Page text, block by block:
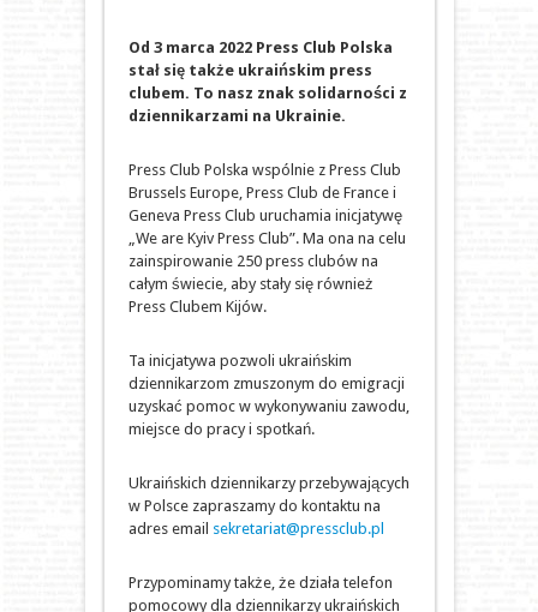
Od 3 marca 2022 Press Club Polska
stał się także ukraińskim press
clubem. To nasz znak solidarności z
dziennikarzami na Ukrainie.
Press Club Polska wspólnie z Press Club
Brussels Europe, Press Club de France i
Geneva Press Club uruchamia inicjatywę
„We are Kyiv Press Club”. Ma ona na celu
zainspirowanie 250 press clubów na
całym świecie, aby stały się również
Press Clubem Kijów.
Ta inicjatywa pozwoli ukraińskim
dziennikarzom zmuszonym do emigracji
uzyskać pomoc w wykonywaniu zawodu,
miejsce do pracy i spotkań.
Ukraińskich dziennikarzy przebywających
w Polsce zapraszamy do kontaktu na
adres email sekretariat@pressclub.pl
Przypominamy także, że działa telefon
pomocowy dla dziennikarzy ukraińskich